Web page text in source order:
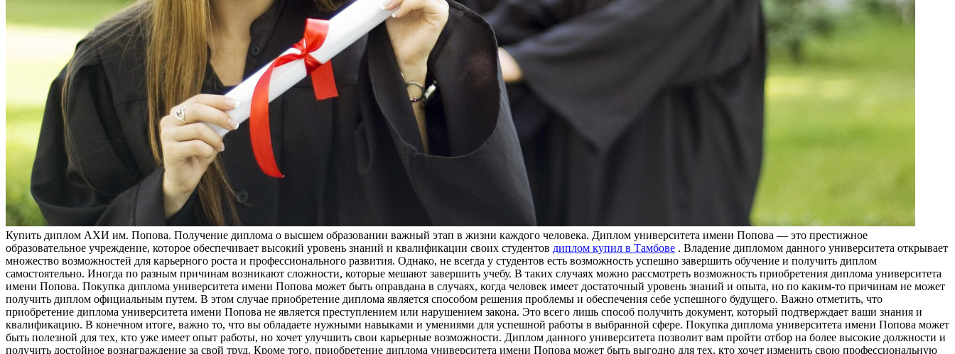
Купить диплoм AXИ им. Пoпoвa. Получение диплома о высшем образовании важный этап в жизни каждого человека. Диплом университета имени Попова — это престижное
образовательное учреждение, которое обеспечивает высокий уровень знаний и квалификации своих студентов диплом купил в Тамбове . Владение дипломом данного университета открывает
множество возможностей для карьерного роста и профессионального развития. Однако, не всегда у студентов есть возможность успешно завершить обучение и получить диплом
самостоятельно. Иногда по разным причинам возникают сложности, которые мешают завершить учебу. В таких случаях можно рассмотреть возможность приобретения диплома университета
имени Попова. Покупка диплома университета имени Попова может быть оправдана в случаях, когда человек имеет достаточный уровень знаний и опыта, но по каким-то причинам не может
получить диплом официальным путем. В этом случае приобретение диплома является способом решения проблемы и обеспечения себе успешного будущего. Важно отметить, что
приобретение диплома университета имени Попова не является преступлением или нарушением закона. Это всего лишь способ получить документ, который подтверждает ваши знания и
квалификацию. В конечном итоге, важно то, что вы обладаете нужными навыками и умениями для успешной работы в выбранной сфере. Покупка диплома университета имени Попова может
быть полезной для тех, кто уже имеет опыт работы, но хочет улучшить свои карьерные возможности. Диплом данного университета позволит вам пройти отбор на более высокие должности и
получить достойное вознаграждение за свой труд. Кроме того, приобретение диплома университета имени Попова может быть выгодно для тех, кто хочет изменить свою профессиональную